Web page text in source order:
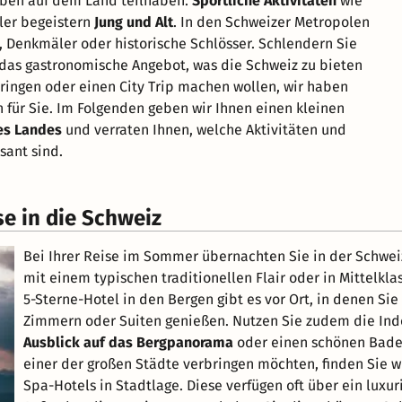
begeistern Jung und Alt. In den Schweizer Metropolen
oder historische Schlösser. Schlendern Sie
gastronomische Angebot, was die Schweiz zu bieten
oder einen City Trip machen wollen, wir haben
Sie. Im Folgenden geben wir Ihnen einen kleinen
Landes und verraten Ihnen, welche Aktivitäten und
sind.
in die Schweiz
Bei Ihrer Reise im Sommer übernachten Sie in der
mit einem typischen traditionellen Flair oder in
5-Sterne-Hotel in den Bergen gibt es vor Ort, in denen
Zimmern oder Suiten genießen. Nutzen Sie zudem die
Ausblick auf das Bergpanorama oder einen schönen
einer der großen Städte verbringen möchten, finden Sie
Spa-Hotels in Stadtlage. Diese verfügen oft über ein